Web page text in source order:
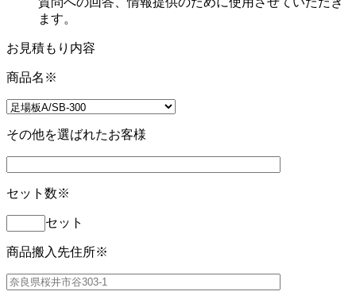
ます。
お見積もり内容
商品名 ※
その他を選ばれたお客様
セット数※
セット
商品搬入先住所※